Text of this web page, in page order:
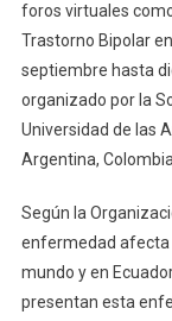
foros virtuales
Trastorno Bipolar
septiembre hasta
organizado por la
Universidad de las
Argentina,
Según la
enfermedad afecta
mundo y en
presentan esta